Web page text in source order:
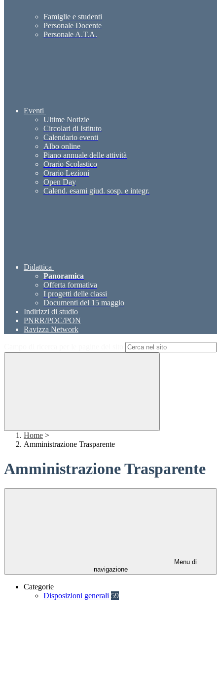
Famiglie e studenti
Personale Docente
Personale A.T.A.
Eventi
Ultime Notizie
Circolari di Istituto
Calendario eventi
Albo online
Piano annuale delle attività
Orario Scolastico
Orario Lezioni
Open Day
Calend. esami giud. sosp. e integr.
Didattica
Panoramica
Offerta formativa
I progetti delle classi
Documenti del 15 maggio
Indirizzi di studio
PNRR/POC/PON
Ravizza Network
Home >
Amministrazione Trasparente
Amministrazione Trasparente
Menu di
navigazione
Categorie
Disposizioni generali 59